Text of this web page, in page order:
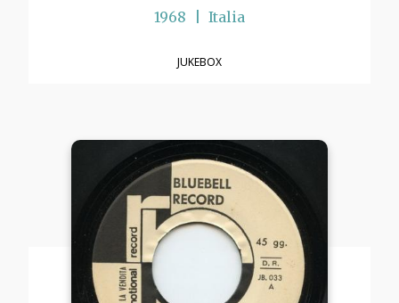
1968 Italia
JUKEBOX